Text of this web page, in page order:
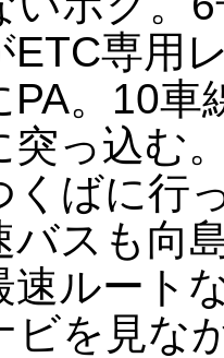
ETC専用
PA。10車
突っ込む
くばに行
バスも向
速ルート
ビを見な